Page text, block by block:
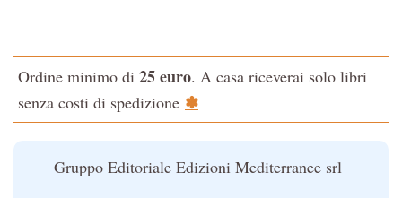
La Cabala
Il potere del serpente
Ordine minimo di 25 euro. A casa riceverai solo libri
senza costi di spedizione ✽
Gruppo Editoriale Edizioni Mediterranee srl